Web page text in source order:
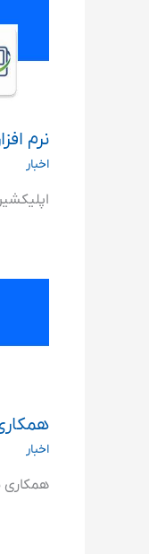
نرم
اخبار
اخبار
همکاری